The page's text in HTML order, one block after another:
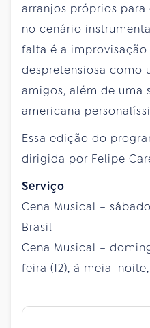
arranjos próprios
no cenário
falta é a
despretensiosa como
amigos, além de uma
americana
Essa edição do
dirigida por Felipe
Serviço
Cena Musical –
Brasil
Cena Musical –
feira (12), à meia-